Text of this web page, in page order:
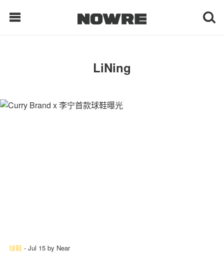
每日鲜榨
现客视点
LiNing
球鞋 - Jul 15 by Near